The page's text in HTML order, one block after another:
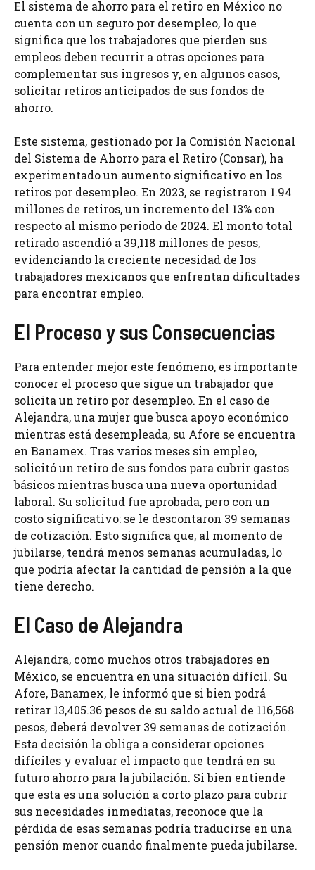
El sistema de ahorro para el retiro en México no
cuenta con un seguro por desempleo, lo que
significa que los trabajadores que pierden sus
empleos deben recurrir a otras opciones para
complementar sus ingresos y, en algunos casos,
solicitar retiros anticipados de sus fondos de
ahorro.
Este sistema, gestionado por la Comisión Nacional
del Sistema de Ahorro para el Retiro (Consar), ha
experimentado un aumento significativo en los
retiros por desempleo. En 2023, se registraron 1.94
millones de retiros, un incremento del 13% con
respecto al mismo periodo de 2024. El monto total
retirado ascendió a 39,118 millones de pesos,
evidenciando la creciente necesidad de los
trabajadores mexicanos que enfrentan dificultades
para encontrar empleo.
El Proceso y sus Consecuencias
Para entender mejor este fenómeno, es importante
conocer el proceso que sigue un trabajador que
solicita un retiro por desempleo. En el caso de
Alejandra, una mujer que busca apoyo económico
mientras está desempleada, su Afore se encuentra
en Banamex. Tras varios meses sin empleo,
solicitó un retiro de sus fondos para cubrir gastos
básicos mientras busca una nueva oportunidad
laboral. Su solicitud fue aprobada, pero con un
costo significativo: se le descontaron 39 semanas
de cotización. Esto significa que, al momento de
jubilarse, tendrá menos semanas acumuladas, lo
que podría afectar la cantidad de pensión a la que
tiene derecho.
El Caso de Alejandra
Alejandra, como muchos otros trabajadores en
México, se encuentra en una situación difícil. Su
Afore, Banamex, le informó que si bien podrá
retirar 13,405.36 pesos de su saldo actual de 116,568
pesos, deberá devolver 39 semanas de cotización.
Esta decisión la obliga a considerar opciones
difíciles y evaluar el impacto que tendrá en su
futuro ahorro para la jubilación. Si bien entiende
que esta es una solución a corto plazo para cubrir
sus necesidades inmediatas, reconoce que la
pérdida de esas semanas podría traducirse en una
pensión menor cuando finalmente pueda jubilarse.